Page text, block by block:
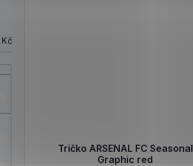
Kč
Tričko ARSENAL FC Seasonal
Graphic red